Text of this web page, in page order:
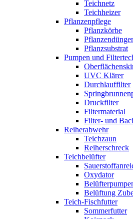
Teichnetz
Teichheizer
Pflanzenpflege
Pflanzkörbe
Pflanzendünger
Pflanzsubstrat
Pumpen und
UVC Klärer
Durchlauffilter
Druckfilter
Filtermaterial
Filter- und
Reiherabwehr
Teichzaun
Reiherschreck
Teichbelüfter
Oxydator
Belüftung
Teich-Fischfutter
Sommerfutter